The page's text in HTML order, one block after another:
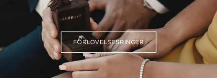
FORLOVELSESRINGER